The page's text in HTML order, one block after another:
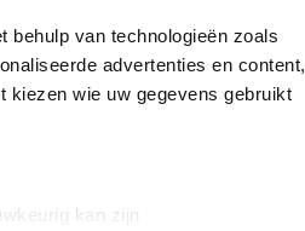
behulp van technologieën zoals
advertenties en content,
kiezen wie uw gegevens gebruikt
kan zijn